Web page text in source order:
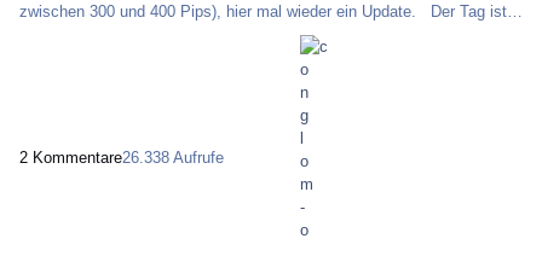
zwischen 300 und 400 Pips), hier mal wieder ein Update. Der Tag ist
Trend und Swing long, die Stunde hat ihren Swing nach unten abgebaut
und sich dabei brav an die 1.4370 angenähert. Folglich dessen dürfte
man nun weiter steigende Kurse erwarten. Ziele sind 1.4460 und
1.4520. Darüber würden dann die 1.4610 locken, aber das halte ich für
2 Kommentare26.338 Aufrufe